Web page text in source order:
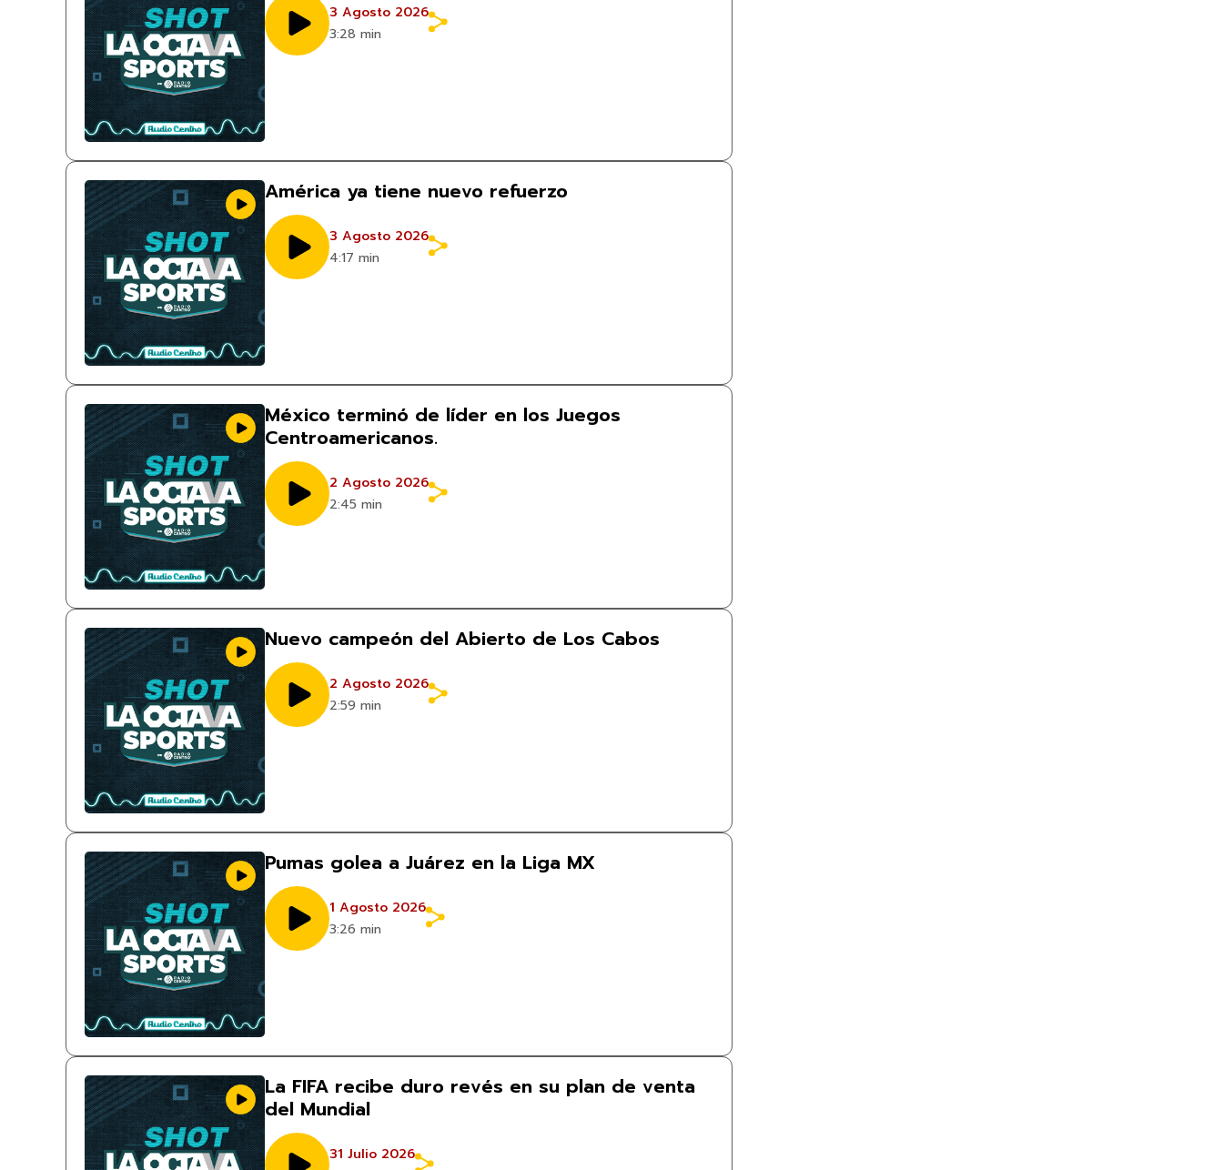
3 Agosto 2026
3:28 min
América ya tiene nuevo refuerzo
3 Agosto 2026
4:17 min
México terminó de líder en los Juegos
Centroamericanos.
2 Agosto 2026
2:45 min
Nuevo campeón del Abierto de Los Cabos
2 Agosto 2026
2:59 min
Pumas golea a Juárez en la Liga MX
1 Agosto 2026
3:26 min
La FIFA recibe duro revés en su plan de venta
del Mundial
31 Julio 2026